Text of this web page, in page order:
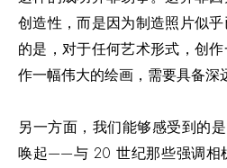
创造性，而是因为制造照片似
的是，对于任何艺术形式，创
作一幅伟大的绘画，需要具备深
另一方面，我们能够感受到的
唤起——与 20 世纪那些强调相